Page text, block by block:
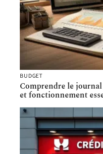
BUDGET
Comprendre le journal
et fonctionnement